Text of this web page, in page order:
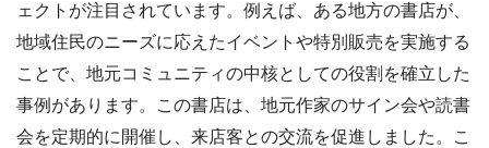
ェクトが注目されています。例えば、ある地方の書店が、
地域住民のニーズに応えたイベントや特別販売を実施する
ことで、地元コミュニティの中核としての役割を確立した
事例があります。この書店は、地元作家のサイン会や読書
会を定期的に開催し、来店客との交流を促進しました。こ